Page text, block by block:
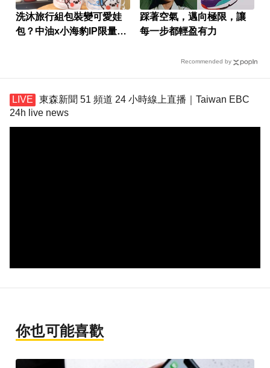
洗沐旅行組包裝變可愛娃
包？中油x小海豹IP限量聯
踩著空氣，邁向極限，讓
每一步都輕盈有力
Recommended by
東森新聞 51 頻道 24 小時線上直播｜Taiwan EBC
24h live news
你也可能喜歡